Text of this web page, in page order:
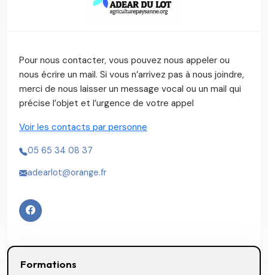
Pour nous contacter, vous pouvez nous appeler ou
nous écrire un mail. Si vous n’arrivez pas à nous joindre,
merci de nous laisser un message vocal ou un mail qui
précise l’objet et l’urgence de votre appel
Voir les contacts par personne
05 65 34 08 37
adearlot@orange.fr
Formations